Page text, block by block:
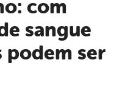
sangue
podem ser